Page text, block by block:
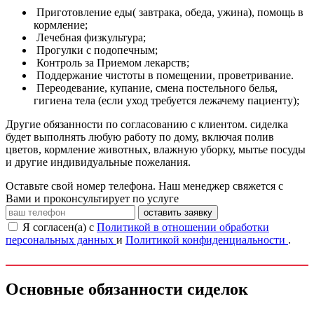
Приготовление еды( завтрака, обеда, ужина), помощь в
кормление;
Лечебная физкультура;
Прогулки с подопечным;
Контроль за Приемом лекарств;
Поддержание чистоты в помещении, проветривание.
Переодевание, купание, смена постельного белья,
гигиена тела (если уход требуется лежачему пациенту);
Другие обязанности по согласованию с клиентом. сиделка
будет выполнять любую работу по дому, включая полив
цветов, кормление животных, влажную уборку, мытье посуды
и другие индивидуальные пожелания.
Оставьте свой номер телефона. Наш менеджер свяжется с
Вами и проконсультирует по услуге
оставить заявку
Я согласен(а) с Политикой в отношении обработки
персональных данных и Политикой конфиденциальности .
Основные обязанности сиделок